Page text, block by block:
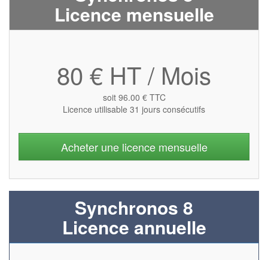
Licence mensuelle
80 € HT / Mois
soit 96.00 € TTC
Licence utilisable 31 jours consécutifs
Acheter une licence mensuelle
Synchronos 8
Licence annuelle